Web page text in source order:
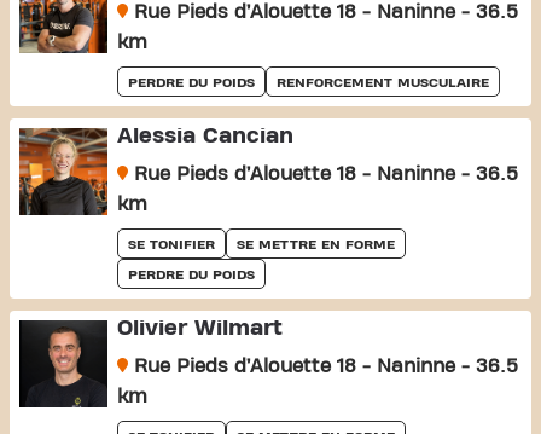
Rue Pieds d’Alouette 18 - Naninne - 36.5
km
PERDRE DU POIDS RENFORCEMENT MUSCULAIRE
Alessia Cancian
Rue Pieds d’Alouette 18 - Naninne - 36.5
km
SE TONIFIER SE METTRE EN FORME
PERDRE DU POIDS
Olivier Wilmart
Rue Pieds d’Alouette 18 - Naninne - 36.5
km